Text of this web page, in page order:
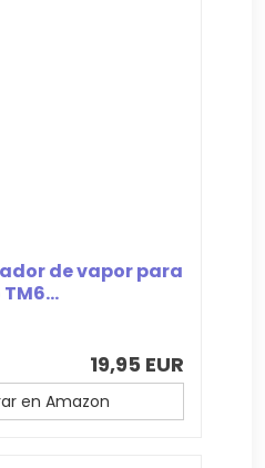
de vapor para
19,95 EUR
en Amazon